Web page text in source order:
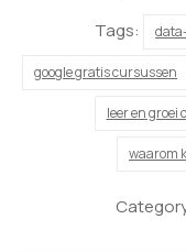
Tags:
google gratis cursussen
leer en groei
waarom